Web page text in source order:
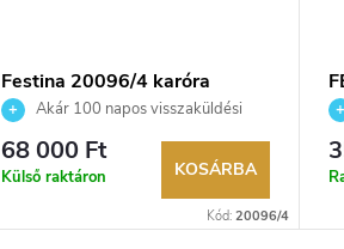
Festina 20096/4 karóra
Akár 100 napos visszaküldési
lehetőség. Hivatalos márkakereskedő.
68 000 Ft
Külső raktáron KOSÁRBA
Kód: 20096/4